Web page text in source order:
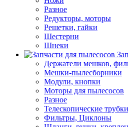
Разное
Редукторы, моторы
Решетки, гайки
Шестерни
Шнеки
Держатели мешков,
Мешки-пылесборники
Модули, кнопки
Моторы для пылесосов
Разное
Телескопические трубки
Фильтры, Циклоны